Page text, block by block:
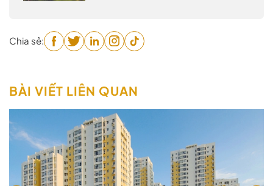
Chia sẻ:
BÀI VIẾT LIÊN QUAN